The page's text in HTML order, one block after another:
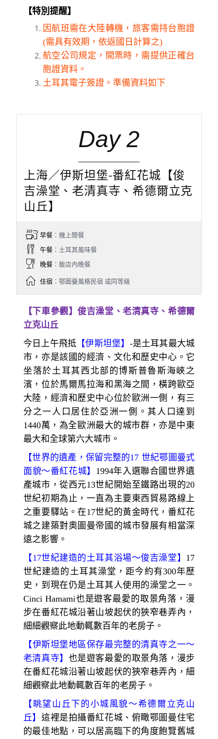
【特別提醒】
因航班需在大陸轉機，旅客需持台胞證
(需具有效期，依返國日計算之)
航空公司規定，開票時，需提供正確台
胞證資料。
土耳其電子簽證。準備資料如下
Day 2
上海／伊斯坦堡-番紅花城【俊
吉澡堂、老清真寺、希德爾立克
山丘】
早餐：機上簡餐
午餐：土耳其風味餐
晚餐：飯店內晚餐
住宿：鄂圖曼風格民宿 或同等級
【下車參觀】俊吉澡堂、老清真寺、希德爾
立克山丘
今日上午飛抵 【伊斯坦堡】 -是土耳其最大城
市，亦是該國的經濟、文化和歷史中心。它
坐落於土耳其西北部的博斯普魯斯海峽之
濱，位於馬爾馬拉海和黑海之間，橫跨歐亞
大陸，經濟和歷史中心位於歐洲一側，有三
分之一人口居住於亞洲一側。其人口達到
1440萬，為全歐洲最大的城市群，亦是中東
最大和全球第六大城市。
【世界的遺產，保留完整的17 世紀鄂圖曼式
面貌～番紅花城】 1994年入選聯合國世界遺
產城市，從西元13世紀開始至鐵路出現的20
世紀初期為止，一直為主要東西貿易路線上
之重要驛站。在17世紀的黃金時代，番紅花
城之建築對奧圖曼帝國的城市發展有相當深
遠之影響。
【17世紀建造的土耳其浴場～俊吉澡堂】 17
世紀建造的土耳其澡堂，距今約有300年歷
史，到現在仍是土耳其人使用的澡堂之一。
Cinci Hamami也是遊客最愛的取景角落，漫
步在番紅花城沿著山坡起伏的狹窄巷弄內，
細細觀察此地動輒數百年的老房子。
【伊斯坦堡地區保存最完整的清真寺之一～
老清真寺】 也是遊客最愛的取景角落，漫步
在番紅花城沿著山坡起伏的狹窄巷弄內，細
細觀察此地動輒數百年的老房子。
【 眺望山丘下的小城風貌～希德爾立克山
丘】這裡是拍攝番紅花城、俯瞰鄂圖曼住宅
的最佳地點，可以居高臨下的角度飽覽舊城